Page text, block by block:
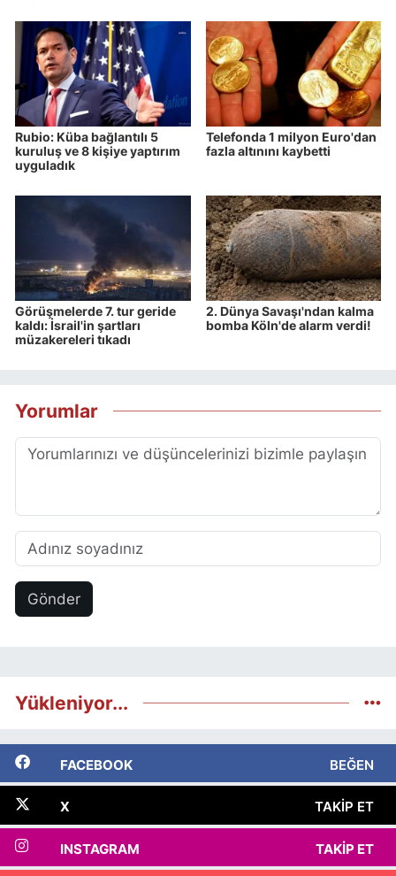
Rubio: Küba bağlantılı 5
kuruluş ve 8 kişiye yaptırım
uyguladık
Telefonda 1 milyon Euro'dan
fazla altınını kaybetti
Görüşmelerde 7. tur geride
kaldı: İsrail'in şartları
müzakereleri tıkadı
2. Dünya Savaşı'ndan kalma
bomba Köln'de alarm verdi!
Yorumlar
Gönder
Yükleniyor...
FACEBOOK BEĞEN
X TAKIP ET
INSTAGRAM TAKIP ET